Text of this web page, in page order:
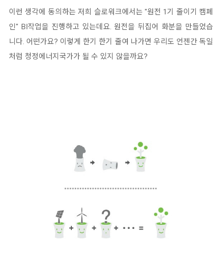
이런 생각에 동의하는 저희 슬로워크에서는 "원전 1기 줄이기 캠페
인" BI작업을 진행하고 있는데요. 원전을 뒤집어 화분을 만들었습
니다. 어떤가요? 이렇게 한기 한기 줄여 나가면 우리도 언젠간 독일
처럼 청정에너지국가가 될 수 있지 않을까요?